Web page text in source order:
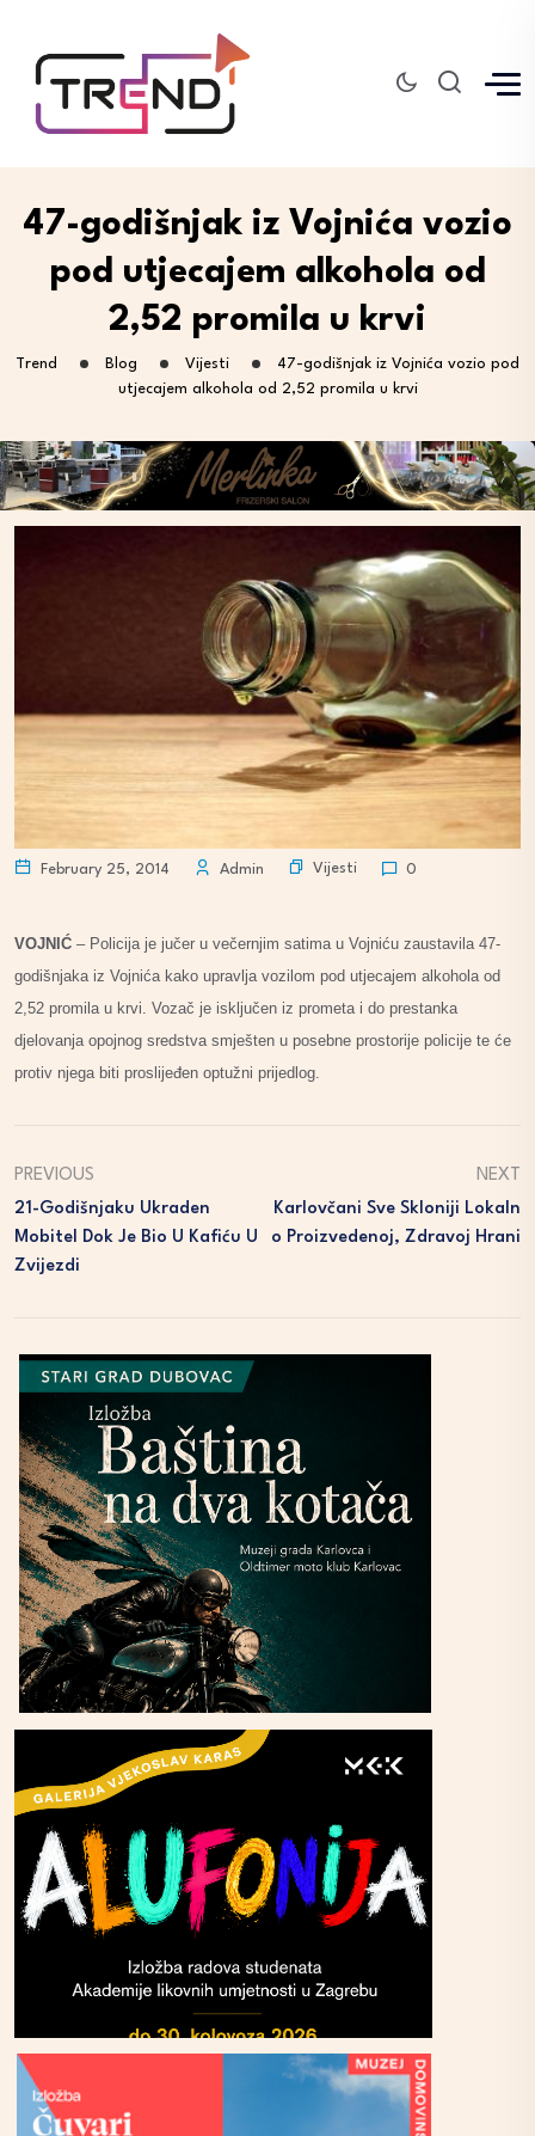
47-godišnjak iz Vojnića vozio
pod utjecajem alkohola od
2,52 promila u krvi
Trend Blog Vijesti
47-godišnjak iz Vojnića vozio pod
utjecajem alkohola od 2,52 promila u krvi
February 25, 2014 Admin Vijesti 0
VOJNIĆ – Policija je jučer u večernjim satima u Vojniću zaustavila 47-
godišnjaka iz Vojnića kako upravlja vozilom pod utjecajem alkohola od
2,52 promila u krvi. Vozač je isključen iz prometa i do prestanka
djelovanja opojnog sredstva smješten u posebne prostorije policije te će
protiv njega biti proslijeđen optužni prijedlog.
PREVIOUS
21-Godišnjaku Ukraden
Mobitel Dok Je Bio U Kafiću U
Zvijezdi
NEXT
Karlovčani Sve Skloniji Lokaln
O Proizvedenoj, Zdravoj Hrani